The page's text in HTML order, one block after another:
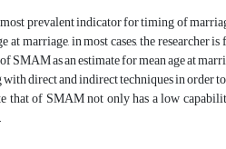
prevalent indicator for timing of
at marriage, in most cases, the
SMAM as an estimate for mean age at
with direct and indirect techniques in
of SMAM not only has a low